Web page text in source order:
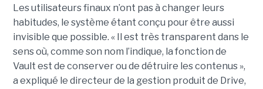
Les utilisateurs finaux n’ont pas à changer leurs
habitudes, le système étant conçu pour être aussi
invisible que possible. « Il est très transparent dans le
sens où, comme son nom l’indique, la fonction de
Vault est de conserver ou de détruire les contenus »,
a expliqué le directeur de la gestion produit de Drive,